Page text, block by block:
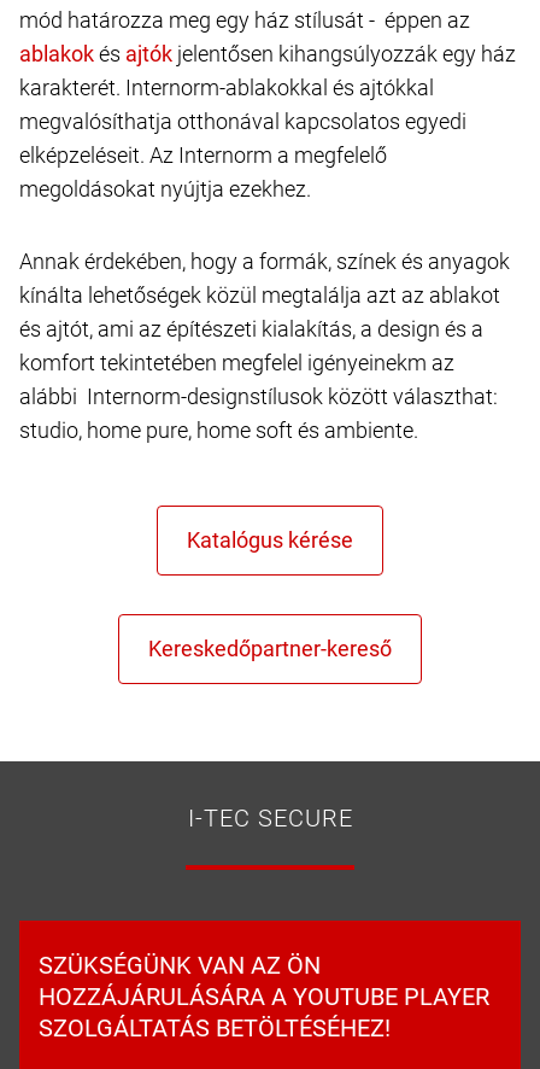
mód határozza meg egy ház stílusát - éppen az
és
jelentősen kihangsúlyozzák egy ház
karakterét. Internorm-ablakokkal és ajtókkal
megvalósíthatja otthonával kapcsolatos egyedi
elképzeléseit. Az Internorm a megfelelő
megoldásokat nyújtja ezekhez.
Annak érdekében, hogy a formák, színek és anyagok
kínálta lehetőségek közül megtalálja azt az ablakot
és ajtót, ami az építészeti kialakítás, a design és a
komfort tekintetében megfelel igényeinekm az
alábbi Internorm-designstílusok között választhat:
studio, home pure, home soft és ambiente.
I-TEC SECURE
SZÜKSÉGÜNK VAN AZ ÖN
HOZZÁJÁRULÁSÁRA A YOUTUBE PLAYER
SZOLGÁLTATÁS BETÖLTÉSÉHEZ!